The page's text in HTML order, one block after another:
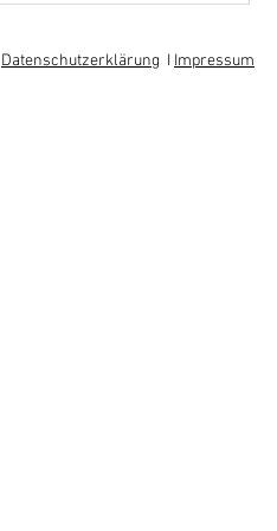
Datenschutzerklärung IImpressum